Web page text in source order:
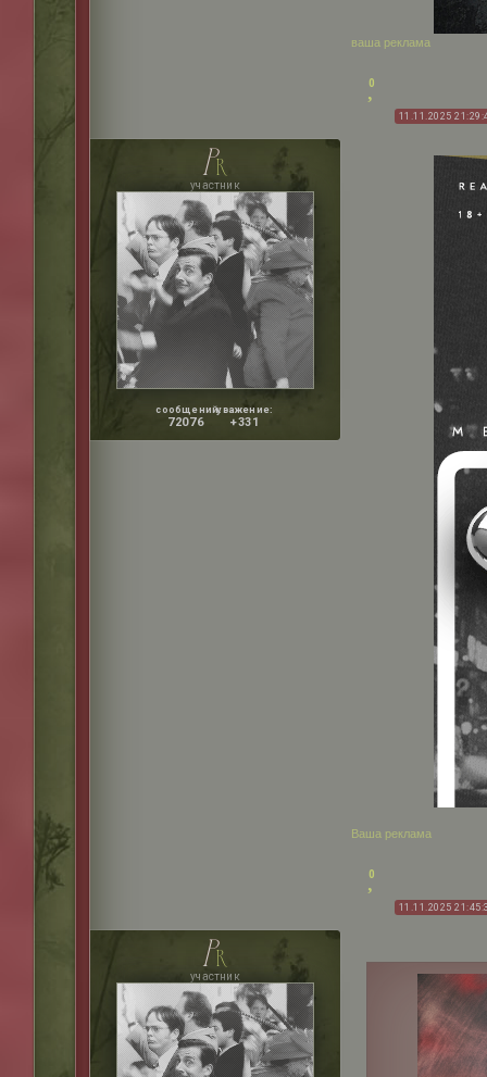
ваша реклама
0
11.11.2025
pr
участник
сообщений:
72076
уважение:
+331
Ваша реклама
0
11.11.2025
pr
участник